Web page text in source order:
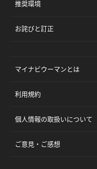
推奨環境
お詫びと訂正
マイナビウーマンとは
利用規約
個人情報の取扱いについて
ご意見・ご感想